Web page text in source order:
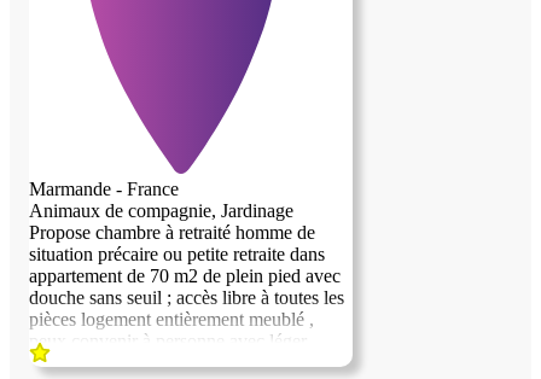
Marmande - France
Animaux de compagnie, Jardinage
Propose chambre à retraité homme de
situation précaire ou petite retraite dans
appartement de 70 m2 de plein pied avec
douche sans seuil ; accès libre à toutes les
pièces logement entièrement meublé ,
peux convenir à personne avec léger
handicap Etre non imposable , ne pas